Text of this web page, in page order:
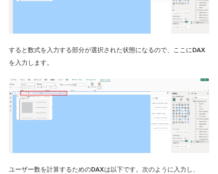
すると数式を入力する部分が選択された状態になるので、ここにDAX
を入力します。
ユーザー数を計算するためのDAXは以下です。次のように入力し、